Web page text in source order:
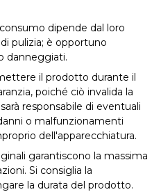
dipende dal loro
pulizia; è opportuno
danneggiati.
il prodotto durante il
poiché ciò invalida la
responsabile di eventuali
o malfunzionamenti
dell'apparecchiatura.
garantiscono la massima
Si consiglia la
la durata del prodotto.